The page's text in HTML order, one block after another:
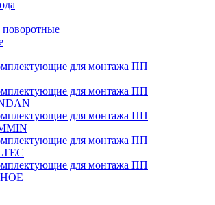
поворотные
для монтажа ПП
для монтажа ПП
для монтажа ПП
для монтажа ПП
для монтажа ПП